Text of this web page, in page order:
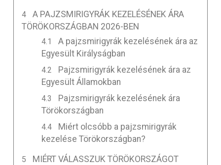
A PAJZSMIRIGYRÁK KEZELÉSÉNEK ÁRA
TÖRÖKORSZÁGBAN 2026-BEN
A pajzsmirigyrák kezelésének ára az
Egyesült Királyságban
Pajzsmirigyrák kezelésének ára az
Egyesült Államokban
Pajzsmirigyrák kezelésének ára
Törökországban
Miért olcsóbb a pajzsmirigyrák
kezelése Törökországban?
MIÉRT VÁLASSZUK TÖRÖKORSZÁGOT